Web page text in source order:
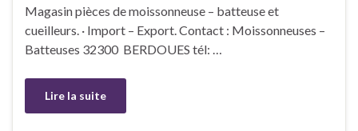
Magasin pièces de moissonneuse – batteuse et
cueilleurs. · Import – Export. Contact : Moissonneuses –
Batteuses 32300 BERDOUES tél: …
Lire la suite